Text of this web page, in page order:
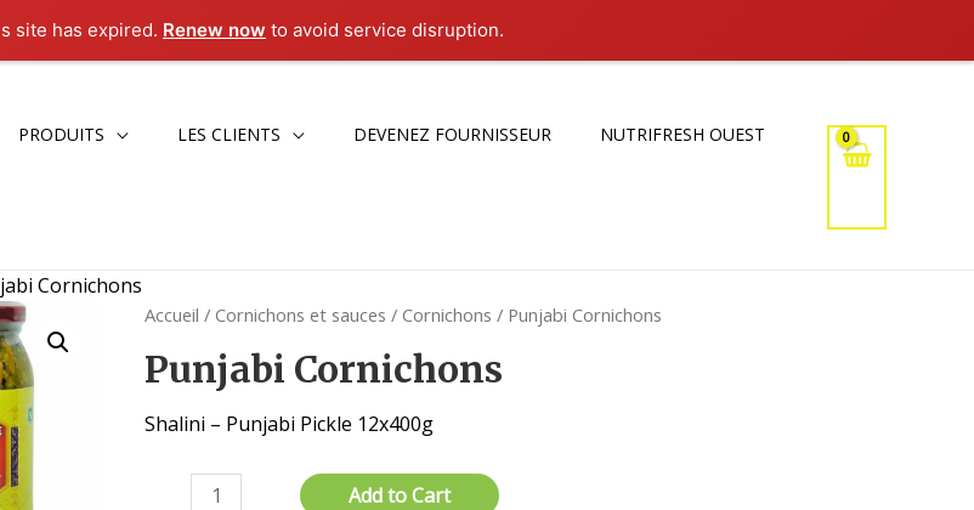
site has expired. Renew now to avoid service disruption.
PRODUITS LES CLIENTS DEVENEZ FOURNISSEUR NUTRIFRESH OUEST
Cornichons
Accueil / Cornichons et sauces / Cornichons / Punjabi Cornichons
Punjabi Cornichons
Shalini – Punjabi Pickle 12x400g
quantité
Add to Cart